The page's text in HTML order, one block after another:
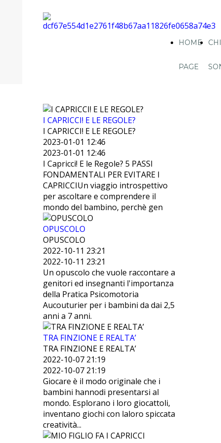
HOME
PAGE
CHI
I CAPRICCI! E LE REGOLE?
I CAPRICCI! E LE REGOLE?
2023-01-01 12:46
2023-01-01 12:46
I Capricci! E le Regole? 5 PASSI
FONDAMENTALI PER EVITARE I
CAPRICCIUn viaggio introspettivo
per ascoltare e comprendere il
mondo del bambino, perchè gen
OPUSCOLO
OPUSCOLO
2022-10-11 23:21
2022-10-11 23:21
Un opuscolo che vuole raccontare a
genitori ed insegnanti l'importanza
della Pratica Psicomotoria
Aucouturier per i bambini da dai 2,5
anni a 7 anni.
TRA FINZIONE E REALTA’
TRA FINZIONE E REALTA’
2022-10-07 21:19
2022-10-07 21:19
Giocare è il modo originale che i
bambini hannodi presentarsi al
mondo. Esplorano i loro giocattoli,
inventano giochi con laloro spiccata
creatività...